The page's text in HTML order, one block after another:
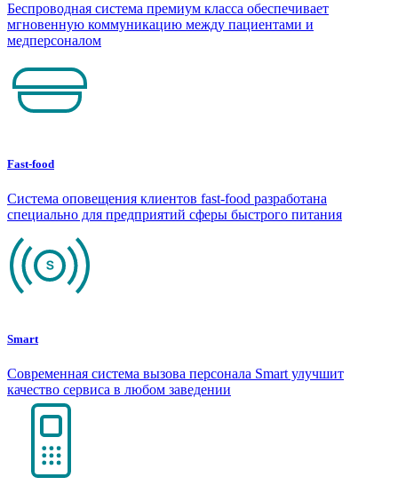
Беспроводная система премиум класса обеспечивает
мгновенную коммуникацию между пациентами и
медперсоналом
Fast-food
Система оповещения клиентов fast-food разработана
специально для предприятий сферы быстрого питания
Smart
Современная система вызова персонала Smart улучшит
качество сервиса в любом заведении